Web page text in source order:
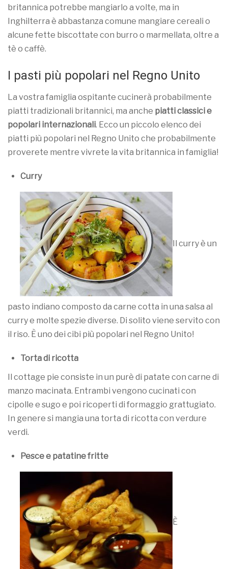
britannica potrebbe mangiarlo a volte, ma in
Inghilterra è abbastanza comune mangiare cereali o
alcune fette biscottate con burro o marmellata, oltre a
tè o caffè.
I pasti più popolari nel Regno Unito
La vostra famiglia ospitante cucinerà probabilmente
piatti tradizionali britannici, ma anche piatti classici e
popolari internazionali. Ecco un piccolo elenco dei
piatti più popolari nel Regno Unito che probabilmente
proverete mentre vivrete la vita britannica in famiglia!
Curry
Il curry è un
pasto indiano composto da carne cotta in una salsa al
curry e molte spezie diverse. Di solito viene servito con
il riso. È uno dei cibi più popolari nel Regno Unito!
Torta di ricotta
Il cottage pie consiste in un purè di patate con carne di
manzo macinata. Entrambi vengono cucinati con
cipolle e sugo e poi ricoperti di formaggio grattugiato.
In genere si mangia una torta di ricotta con verdure
verdi.
Pesce e patatine fritte
È